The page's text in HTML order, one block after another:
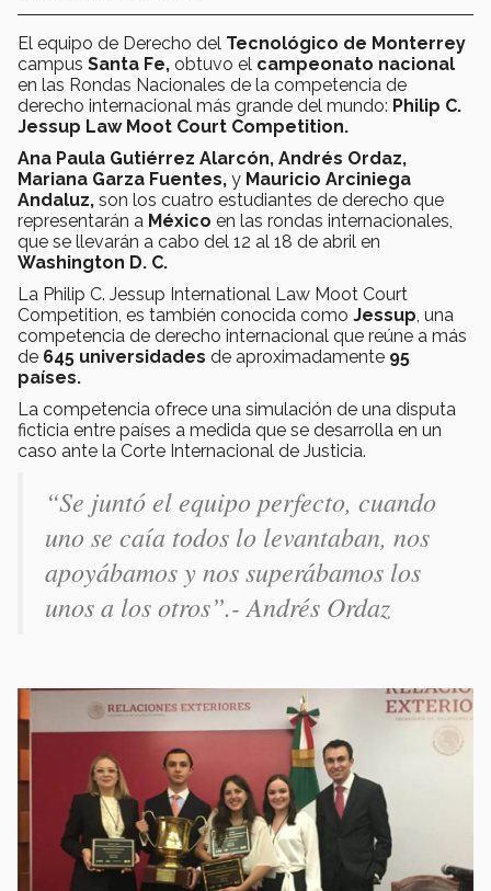
El equipo de Derecho del Tecnológico de Monterrey
campus Santa Fe, obtuvo el campeonato nacional
en las Rondas Nacionales de la competencia de
derecho internacional más grande del mundo: Philip C.
Jessup Law Moot Court Competition.
Ana Paula Gutiérrez Alarcón, Andrés Ordaz,
Mariana Garza Fuentes, y Mauricio Arciniega
Andaluz, son los cuatro estudiantes de derecho que
representarán a México en las rondas internacionales,
que se llevarán a cabo del 12 al 18 de abril en
Washington D. C.
La Philip C. Jessup International Law Moot Court
Competition, es también conocida como Jessup , una
competencia de derecho internacional que reúne a más
de 645 universidades de aproximadamente 95
países.
La competencia ofrece una simulación de una disputa
ficticia entre países a medida que se desarrolla en un
caso ante la Corte Internacional de Justicia.
“Se juntó el equipo perfecto, cuando
uno se caía todos lo levantaban, nos
apoyábamos y nos superábamos los
unos a los otros”.- Andrés Ordaz